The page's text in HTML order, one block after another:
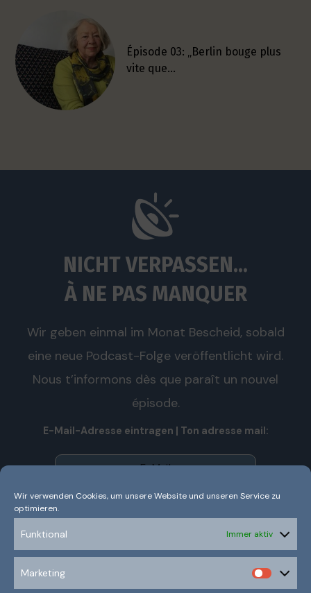
Wir verwenden Cookies, um unsere Website und unseren Service zu
optimieren.
Funktional Immer aktiv
Marketing
Épisode 03: „Berlin bouge plus
vite que…
NICHT VERPASSEN...
À NE PAS MANQUER
Wir geben einmal im Monat Bescheid, sobald
eine neue Podcast-Folge veröffentlicht wird.
Nous t’informons dès que paraît un nouvel
épisode.
E-Mail-Adresse eintragen | Ton adresse mail:
Wir senden keinen Spam! Nous n’envoyons pas de spam!
Erfahre mehr in unserer
Datenschutzerklärung.
Ich habe die Datenschutzerklärung gelesen und